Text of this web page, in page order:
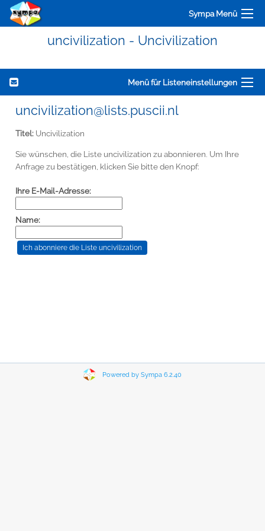
Sympa Menü
uncivilization - Uncivilization
Menü für Listeneinstellungen
uncivilization@lists.puscii.nl
Titel: Uncivilization
Sie wünschen, die Liste uncivilization zu abonnieren. Um Ihre
Anfrage zu bestätigen, klicken Sie bitte den Knopf:
Ihre E-Mail-Adresse:
Name:
Powered by Sympa 6.2.40